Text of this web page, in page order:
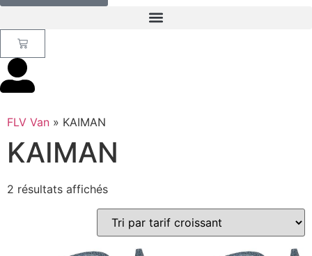
FLV Van » KAIMAN
KAIMAN
2 résultats affichés